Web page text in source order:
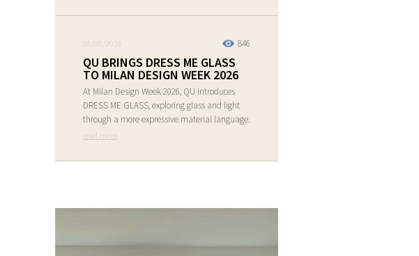
846
05/08/2026
QU BRINGS DRESS ME GLASS
TO MILAN DESIGN WEEK 2026
At Milan Design Week 2026, QU introduces
DRESS ME GLASS, exploring glass and light
through a more expressive material language.
read more